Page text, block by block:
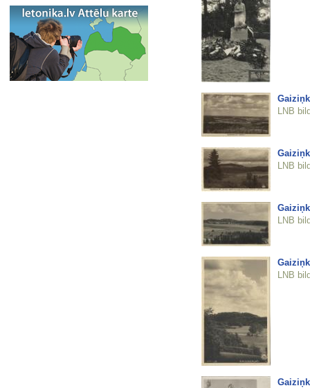
LNB
LNB
LNB
LNB